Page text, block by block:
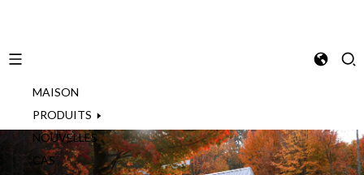
MAISON
PRODUITS
NOUVELLES
CAS